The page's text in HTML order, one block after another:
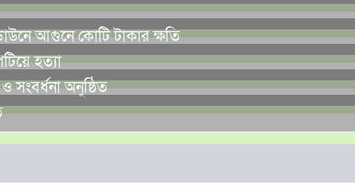
আগুনে কোটি টাকার ক্ষতি
হত্যা
অনুষ্ঠিত